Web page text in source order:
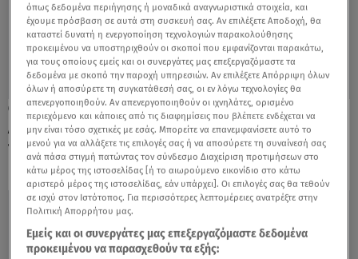
12.05.21, 11:33
Aνάπτυξη 4,1% για φέτος και 6% για 2022
προβλέπει η Κομισιόν για Ελλάδα
όπως δεδομένα περιήγησης ή μοναδικά αναγνωριστικά στοιχεία, και
έχουμε πρόσβαση σε αυτά στη συσκευή σας. Αν επιλέξετε Αποδοχή, θα
καταστεί δυνατή η ενεργοποίηση τεχνολογιών παρακολούθησης
προκειμένου να υποστηριχθούν οι σκοποί που εμφανίζονται παρακάτω,
για τους οποίους εμείς και οι συνεργάτες μας επεξεργαζόμαστε τα
δεδομένα με σκοπό την παροχή υπηρεσιών. Αν επιλέξετε Απόρριψη όλων
όλων ή αποσύρετε τη συγκατάθεσή σας, οι εν λόγω τεχνολογίες θα
απενεργοποιηθούν. Αν απενεργοποιηθούν οι ιχνηλάτες, ορισμένο
περιεχόμενο και κάποιες από τις διαφημίσεις που βλέπετε ενδέχεται να
μην είναι τόσο σχετικές με εσάς. Μπορείτε να επανεμφανίσετε αυτό το
μενού για να αλλάξετε τις επιλογές σας ή να αποσύρετε τη συναίνεσή σας
ανά πάσα στιγμή πατώντας τον σύνδεσμο Διαχείριση προτιμήσεων στο
κάτω μέρος της ιστοσελίδας [ή το αιωρούμενο εικονίδιο στο κάτω
αριστερό μέρος της ιστοσελίδας, εάν υπάρχει]. Οι επιλογές σας θα τεθούν
σε ισχύ στον Ιστότοπος. Για περισσότερες λεπτομέρειες ανατρέξτε στην
Πολιτική Απορρήτου μας.
Εμείς και οι συνεργάτες μας επεξεργαζόμαστε δεδομένα
προκειμένου να παρασχεθούν τα εξής: